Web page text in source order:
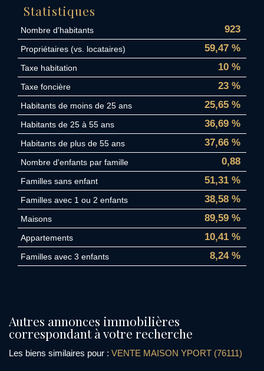
Statistiques
Nombre d'habitants 923
Propriétaires (vs. locataires) 59,47 %
Taxe habitation 10 %
Taxe foncière 23 %
Habitants de moins de 25 ans 25,65 %
Habitants de 25 à 55 ans 36,69 %
Habitants de plus de 55 ans 37,66 %
Nombre d'enfants par famille 0,88
Familles sans enfant 51,31 %
Familles avec 1 ou 2 enfants 38,58 %
Maisons 89,59 %
Appartements 10,41 %
Familles avec 3 enfants 8,24 %
autres annonces immobilières
correspondant à votre recherche
Les biens similaires pour : VENTE MAISON YPORT (76111)